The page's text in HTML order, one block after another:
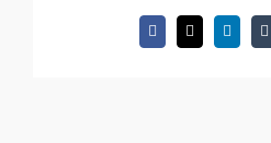
Facebook
X